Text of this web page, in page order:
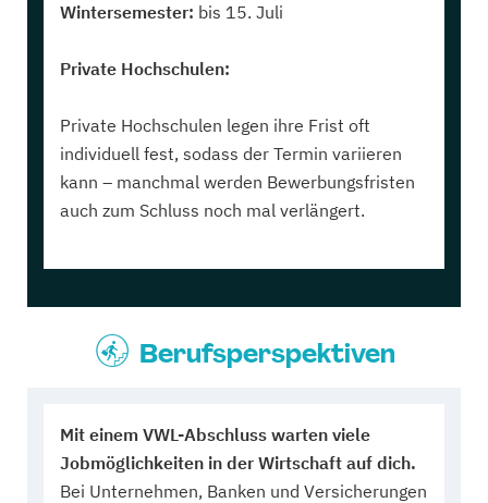
Wintersemester: bis 15. Juli
Private Hochschulen:
Private Hochschulen legen ihre Frist oft
individuell fest, sodass der Termin variieren
kann – manchmal werden Bewerbungsfristen
auch zum Schluss noch mal verlängert.
Berufsperspektiven
Mit einem VWL-Abschluss warten viele
Jobmöglichkeiten in der Wirtschaft auf dich.
Bei Unternehmen, Banken und Versicherungen